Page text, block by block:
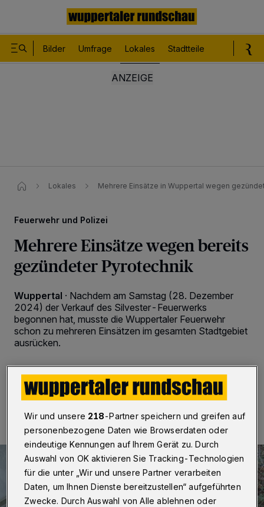
Bilder Umfrage Lokales Stadtteile
Lokales Mehrere Einsätze in Wuppertal wegen
Feuerwehr und Polizei
Mehrere Einsätze wegen bereits
gezündeter Pyrotechnik
Wuppertal · Nachdem am Samstag (28. Dezember
2024) der Verkauf des Silvester-Feuerwerks
begonnen hat, musste die Wuppertaler Feuerwehr
schon zu mehreren Einsätzen im gesamten Stadtgebiet
ausrücken.
29.12.2024 , 00:00 Uhr Eine Minute Lesezeit
Wir und unsere 218-Partner speichern und greifen auf
personenbezogene Daten wie Browserdaten oder
eindeutige Kennungen auf Ihrem Gerät zu. Durch
Auswahl von OK aktivieren Sie Tracking-Technologien
für die unter „Wir und unsere Partner verarbeiten
Daten, um Ihnen Dienste bereitzustellen“ aufgeführten
Zwecke. Durch Auswahl von Alle ablehnen oder